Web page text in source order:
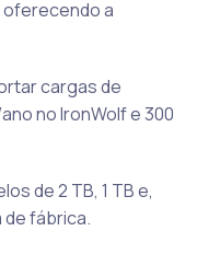
oferecendo a
cargas de
no IronWolf e 300
de 2 TB, 1 TB e,
de fábrica.